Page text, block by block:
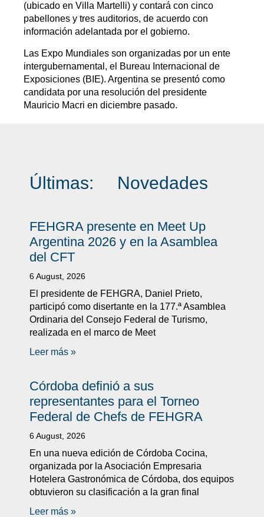
(ubicado en Villa Martelli) y contará con cinco
pabellones y tres auditorios, de acuerdo con
información adelantada por el gobierno.
Las Expo Mundiales son organizadas por un ente
intergubernamental, el Bureau Internacional de
Exposiciones (BIE). Argentina se presentó como
candidata por una resolución del presidente
Mauricio Macri en diciembre pasado.
Últimas: Novedades
FEHGRA presente en Meet Up
Argentina 2026 y en la Asamblea
del CFT
6 August, 2026
El presidente de FEHGRA, Daniel Prieto,
participó como disertante en la 177.ª Asamblea
Ordinaria del Consejo Federal de Turismo,
realizada en el marco de Meet
Leer más »
Córdoba definió a sus
representantes para el Torneo
Federal de Chefs de FEHGRA
6 August, 2026
En una nueva edición de Córdoba Cocina,
organizada por la Asociación Empresaria
Hotelera Gastronómica de Córdoba, dos equipos
obtuvieron su clasificación a la gran final
Leer más »